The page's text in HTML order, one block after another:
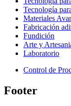
Tecnología
Materiales
Fabricación
Fundición
Arte y
Laboratorio
Control de
Footer